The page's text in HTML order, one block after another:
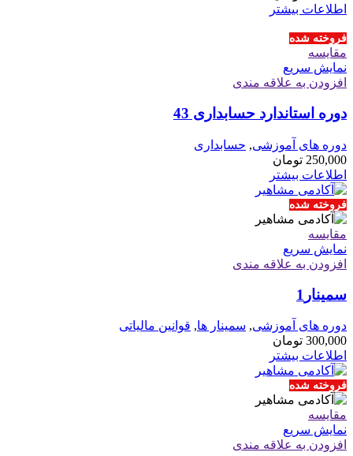
اطلاعات بیشتر
فروخته شده
مقايسه
نمایش سریع
افزودن به علاقه مندی
دوره استاندارد حسابداری 43
دوره های آموزشی, حسابداری
250,000 تومان
اطلاعات بیشتر
فروخته شده
مقايسه
نمایش سریع
افزودن به علاقه مندی
سمینار1
دوره های آموزشی, سمینار ها, قوانین مالیاتی
300,000 تومان
اطلاعات بیشتر
فروخته شده
مقايسه
نمایش سریع
افزودن به علاقه مندی